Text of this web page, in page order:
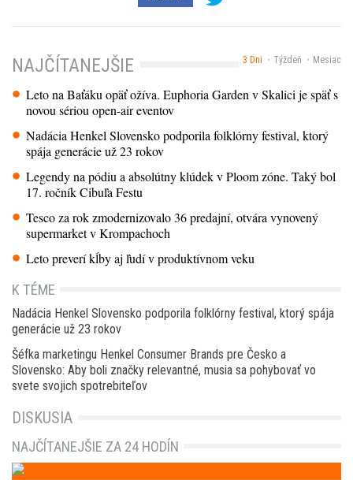
3 Dni Týždeň Mesiac
NAJČÍTANEJŠIE
Leto na Baťáku opäť ožíva. Euphoria Garden v Skalici je späť s
novou sériou open-air eventov
Nadácia Henkel Slovensko podporila folklórny festival, ktorý
spája generácie už 23 rokov
Legendy na pódiu a absolútny klúdek v Ploom zóne. Taký bol
17. ročník Cibuľa Festu
Tesco za rok zmodernizovalo 36 predajní, otvára vynovený
supermarket v Krompachoch
Leto preverí kĺby aj ľudí v produktívnom veku
K TÉME
Nadácia Henkel Slovensko podporila folklórny festival, ktorý spája
generácie už 23 rokov
Šéfka marketingu Henkel Consumer Brands pre Česko a
Slovensko: Aby boli značky relevantné, musia sa pohybovať vo
svete svojich spotrebiteľov
DISKUSIA
NAJČÍTANEJŠIE ZA 24 HODÍN